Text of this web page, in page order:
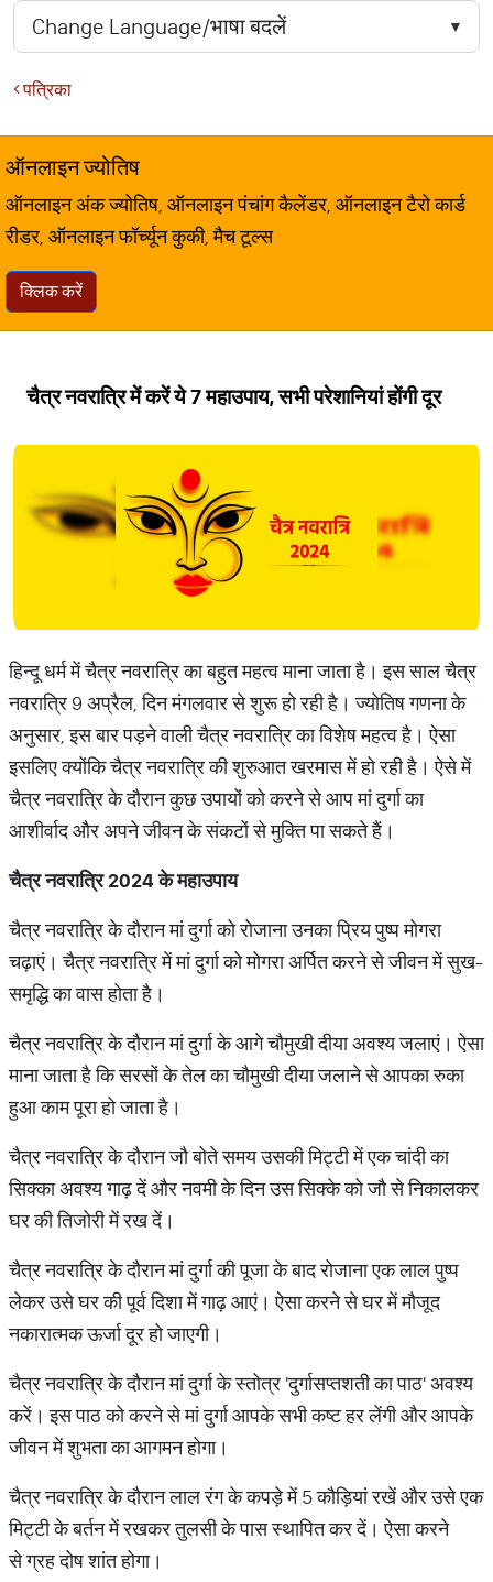
पत्रिका
ऑनलाइन ज्योतिष
ऑनलाइन अंक ज्योतिष, ऑनलाइन पंचांग कैलेंडर, ऑनलाइन टैरो कार्ड
रीडर, ऑनलाइन फॉर्च्यून कुकी, मैच टूल्स
क्लिक करें
चैत्र नवरात्रि में करें ये 7 महाउपाय, सभी परेशानियां होंगी दूर
हिन्दू धर्म में चैत्र नवरात्रि का बहुत महत्व माना जाता है। इस साल चैत्र
नवरात्रि 9 अप्रैल, दिन मंगलवार से शुरू हो रही है। ज्योतिष गणना के
अनुसार, इस बार पड़ने वाली चैत्र नवरात्रि का विशेष महत्व है। ऐसा
इसलिए क्योंकि चैत्र नवरात्रि की शुरुआत खरमास में हो रही है। ऐसे में
चैत्र नवरात्रि के दौरान कुछ उपायों को करने से आप मां दुर्गा का
आशीर्वाद और अपने जीवन के संकटों से मुक्ति पा सकते हैं।
चैत्र नवरात्रि 2024 के महाउपाय
चैत्र नवरात्रि के दौरान मां दुर्गा को रोजाना उनका प्रिय पुष्प मोगरा
चढ़ाएं। चैत्र नवरात्रि में मां दुर्गा को मोगरा अर्पित करने से जीवन में सुख-
समृद्धि का वास होता है।
चैत्र नवरात्रि के दौरान मां दुर्गा के आगे चौमुखी दीया अवश्य जलाएं। ऐसा
माना जाता है कि सरसों के तेल का चौमुखी दीया जलाने से आपका रुका
हुआ काम पूरा हो जाता है।
चैत्र नवरात्रि के दौरान जौ बोते समय उसकी मिट्टी में एक चांदी का
सिक्का अवश्य गाढ़ दें और नवमी के दिन उस सिक्के को जौ से निकालकर
घर की तिजोरी में रख दें।
चैत्र नवरात्रि के दौरान मां दुर्गा की पूजा के बाद रोजाना एक लाल पुष्प
लेकर उसे घर की पूर्व दिशा में गाढ़ आएं। ऐसा करने से घर में मौजूद
नकारात्मक ऊर्जा दूर हो जाएगी।
चैत्र नवरात्रि के दौरान मां दुर्गा के स्तोत्र 'दुर्गासप्तशती का पाठ' अवश्य
करें। इस पाठ को करने से मां दुर्गा आपके सभी कष्ट हर लेंगी और आपके
जीवन में शुभता का आगमन होगा।
चैत्र नवरात्रि के दौरान लाल रंग के कपड़े में 5 कौड़ियां रखें और उसे एक
मिट्टी के बर्तन में रखकर तुलसी के पास स्थापित कर दें। ऐसा करने
से ग्रह दोष शांत होगा।